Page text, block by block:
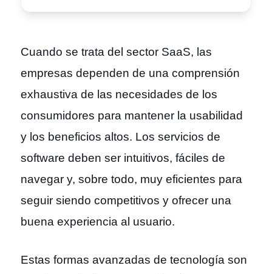
Cuando se trata del sector SaaS, las
empresas dependen de una comprensión
exhaustiva de las necesidades de los
consumidores para mantener la usabilidad
y los beneficios altos. Los servicios de
software deben ser intuitivos, fáciles de
navegar y, sobre todo, muy eficientes para
seguir siendo competitivos y ofrecer una
buena experiencia al usuario.
Estas formas avanzadas de tecnología son